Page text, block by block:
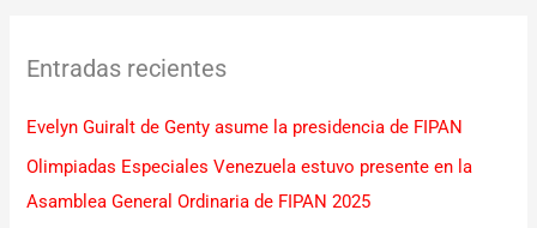
a
p
o
r
Entradas recientes
Evelyn Guiralt de Genty asume la presidencia de FIPAN
Olimpiadas Especiales Venezuela estuvo presente en la
Asamblea General Ordinaria de FIPAN 2025